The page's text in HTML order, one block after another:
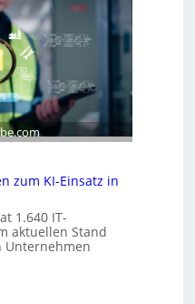
zum KI-Einsatz in
1.640 IT-
aktuellen Stand
Unternehmen